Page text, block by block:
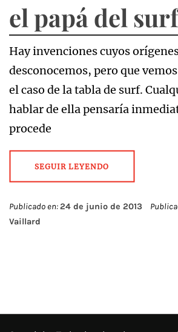
el papá del surf
Hay invenciones cuyos
desconocemos, pero que
el caso de la tabla de surf.
hablar de ella pensaría
procede
SEGUIR LEYENDO
Publicado en:24 de junio de 2013
Vaillard